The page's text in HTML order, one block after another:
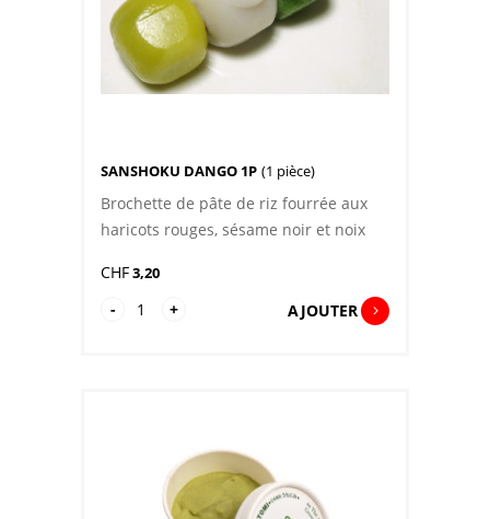
SANSHOKU DANGO 1P (1 pièce)
Brochette de pâte de riz fourrée aux
haricots rouges, sésame noir et noix
CHF3,20
-
quantité
+ AJOUTER